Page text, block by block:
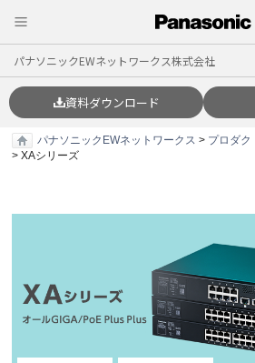
パナソニックEWネットワークス株式会社
資料ダウンロード
パナソニックEWネットワークス > プロダク
> XAシリーズ